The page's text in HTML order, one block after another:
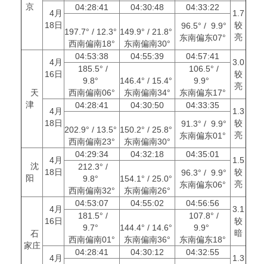
京
4月
18日
04:28:41 04:30:48 04:33:22
1.7
较
亮
197.7° / 12.3°
西南偏南18°
149.9° / 21.8°
东南偏南30°
96.5° / 9.9°
东南偏东07°
天
津
4月
16日
04:53:38 04:55:39 04:57:41
3.0
较
亮
185.5° /
9.8°
西南偏南06°
146.4° / 15.4°
东南偏南34°
106.5° /
9.9°
东南偏东17°
4月
18日
04:28:41 04:30:50 04:33:35
1.3
较
亮
202.9° / 13.5°
西南偏南23°
150.2° / 25.8°
东南偏南30°
91.3° / 9.9°
东南偏东01°
沈
阳
4月
18日
04:29:34 04:32:18 04:35:01
1.5
较
亮
212.3° /
9.8°
西南偏南32°
154.1° / 25.0°
东南偏南26°
96.3° / 9.9°
东南偏东06°
石
家庄
4月
16日
04:53:07 04:55:02 04:56:56
3.1
较
暗
181.5° /
9.7°
西南偏南01°
144.4° / 14.6°
东南偏南36°
107.8° /
9.9°
东南偏东18°
4月
04:28:41 04:30:12 04:32:55
1.3